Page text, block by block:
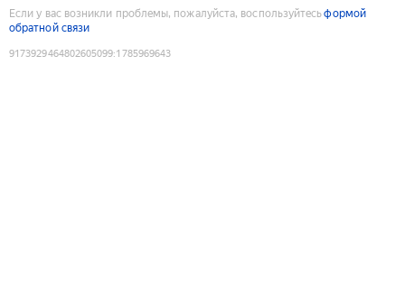
Если у вас возникли проблемы, пожалуйста, воспользуйтесьформой
обратной связи
9173929464802605099:1785969643